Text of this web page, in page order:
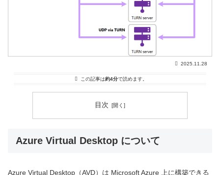
2025.11.28
この記事は約4分で読めます。
目次
Azure Virtual Desktop について
Azure Virtual Desktop（AVD）は Microsoft Azure 上に構築できる